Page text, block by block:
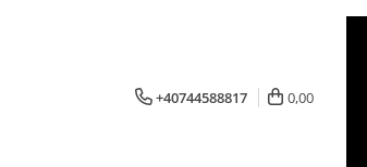
+40744588817 0,00